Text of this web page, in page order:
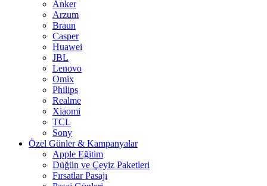
Anker
Arzum
Braun
Casper
Huawei
JBL
Lenovo
Omix
Philips
Realme
Xiaomi
TCL
Sony
Özel Günler & Kampanyalar
Apple Eğitim
Düğün ve Çeyiz Paketleri
Fırsatlar Pasajı